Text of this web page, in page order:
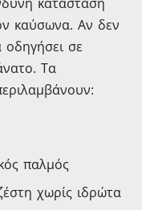
κατάσταση
καύσωνα. Αν δεν
οδηγήσει σε
Τα
παλμός
χωρίς ιδρώτα